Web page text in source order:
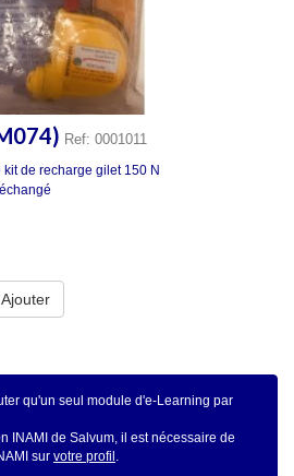
Ref: 0001011
de recharge gilet 150 N
Ajouter
qu'un seul module d'e-Learning par
INAMI de Salvum, il est nécessaire de
sur votre profil